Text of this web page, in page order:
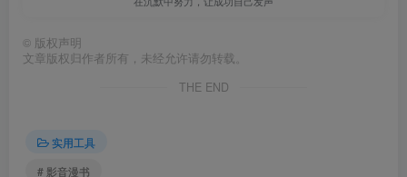
© 版权声明
文章版权归作者所有，未经允许请勿转载。
THE END
实用工具
# 影音漫书